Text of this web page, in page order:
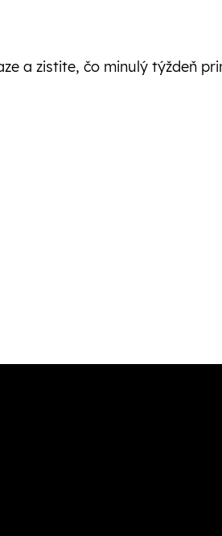
a zistite, čo minulý týždeň